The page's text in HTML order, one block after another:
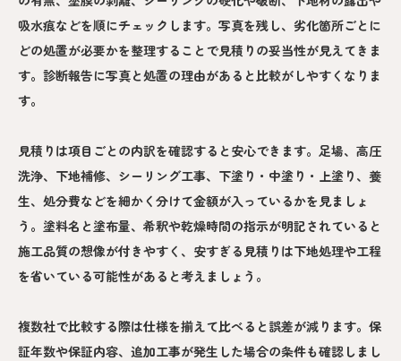
吸水痕などを順にチェックします。写真を残し、劣化箇所ごとに
どの処置が必要かを整理することで見積りの妥当性が見えてきま
す。診断報告に写真と処置の理由があると比較がしやすくなりま
す。
見積りは項目ごとの内訳を確認すると安心できます。足場、高圧
洗浄、下地補修、シーリング工事、下塗り・中塗り・上塗り、養
生、処分費などを細かく分けて金額が入っているかを見ましょ
う。塗料名と塗布量、希釈や乾燥時間の指示が明記されていると
施工品質の想像が付きやすく、安すぎる見積りは下地処理や工程
を省いている可能性があると考えましょう。
複数社で比較する際は仕様を揃えて比べると誤差が減ります。保
証年数や保証内容、追加工事が発生した場合の条件も確認しまし